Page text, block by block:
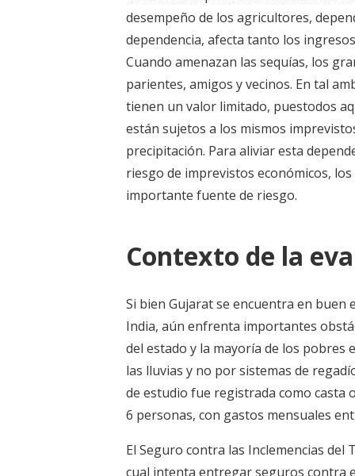
desempeño de los agricultores,
dependencia, afecta tanto los
Cuando amenazan las sequías, los
parientes, amigos y vecinos. En tal
tienen un valor limitado, puestodos
están sujetos a los mismos
precipitación. Para aliviar esta
riesgo de imprevistos económicos,
importante fuente de riesgo.
Contexto de la
Si bien Gujarat se encuentra en buen
India, aún enfrenta importantes
del estado y la mayoría de los
las lluvias y no por sistemas de
de estudio fue registrada como
6 personas, con gastos mensuales
El Seguro contra las Inclemencias
cual intenta entregar seguros contra